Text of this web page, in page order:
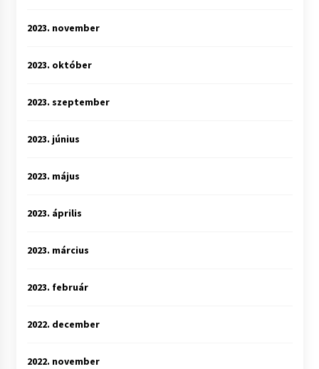
2023. november
2023. október
2023. szeptember
2023. június
2023. május
2023. április
2023. március
2023. február
2022. december
2022. november